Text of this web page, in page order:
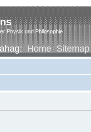
Physik und Philosophie
Home Sitemap